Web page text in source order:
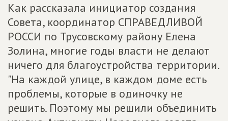
Как рассказала инициатор создания
Совета, координатор СПРАВЕДЛИВОЙ
РОССИ по Трусовскому району Елена
Золина, многие годы власти не делают
ничего для благоустройства территории.
"На каждой улице, в каждом доме есть
проблемы, которые в одиночку не
решить. Поэтому мы решили объединить